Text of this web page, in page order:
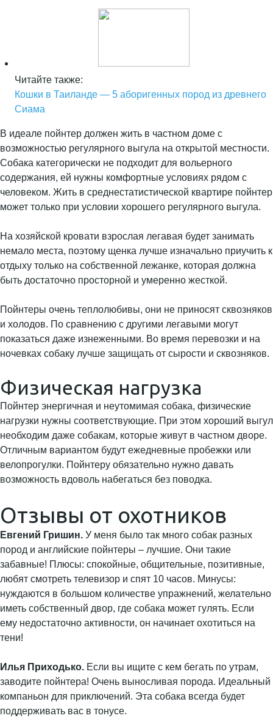
Читайте также:
Кошки в Таиланде — 5 аборигенных пород из древнего
Сиама
В идеале пойнтер должен жить в частном доме с
возможностью регулярного выгула на открытой местности.
Собака категорически не подходит для вольерного
содержания, ей нужны комфортные условиях рядом с
человеком. Жить в среднестатистической квартире пойнтер
может только при условии хорошего регулярного выгула.
На хозяйской кровати взрослая легавая будет занимать
немало места, поэтому щенка лучше изначально приучить к
отдыху только на собственной лежанке, которая должна
быть достаточно просторной и умеренно жесткой.
Пойнтеры очень теплолюбивы, они не приносят сквозняков
и холодов. По сравнению с другими легавыми могут
показаться даже изнеженными. Во время перевозки и на
ночевках собаку лучше защищать от сырости и сквозняков.
Физическая нагрузка
Пойнтер энергичная и неутомимая собака, физические
нагрузки нужны соответствующие. При этом хороший выгул
необходим даже собакам, которые живут в частном дворе.
Отличным вариантом будут ежедневные пробежки или
велопрогулки. Пойнтеру обязательно нужно давать
возможность вдоволь набегаться без поводка.
Отзывы от охотников
Евгений Гришин. У меня было так много собак разных
пород и английские пойнтеры – лучшие. Они такие
забавные! Плюсы: спокойные, общительные, позитивные,
любят смотреть телевизор и спят 10 часов. Минусы:
нуждаются в большом количестве упражнений, желательно
иметь собственный двор, где собака может гулять. Если
ему недостаточно активности, он начинает охотиться на
тени!
Илья Приходько. Если вы ищите с кем бегать по утрам,
заводите пойнтера! Очень выносливая порода. Идеальный
компаньон для приключений. Эта собака всегда будет
поддерживать вас в тонусе.